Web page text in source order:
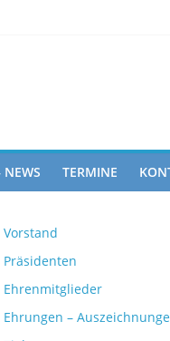
TERMINE
Vorstand
Präsidenten
Ehrenmitglieder
Ehrungen –